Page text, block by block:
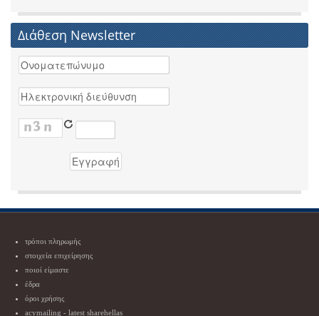
Διάθεση Newsletter
τρόποι πληρωμής
στοιχεία επιχείρησης
ποιοί είμαστε
έδρα
όροι χρήσης
acymailing - latest sharehellas